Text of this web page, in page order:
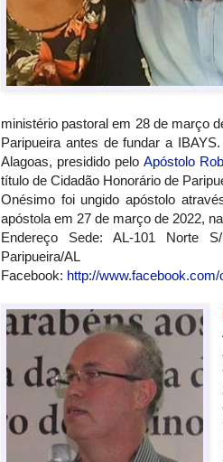
ministério pastoral em 28 de março
Paripueira antes de fundar a
Alagoas, presidido pelo Apóstolo
título de Cidadão Honorário de
Onésimo foi ungido apóstolo
apóstola em 27 de março de 2022,
Endereço Sede: AL-101 Norte
Paripueira/AL
Facebook: http://